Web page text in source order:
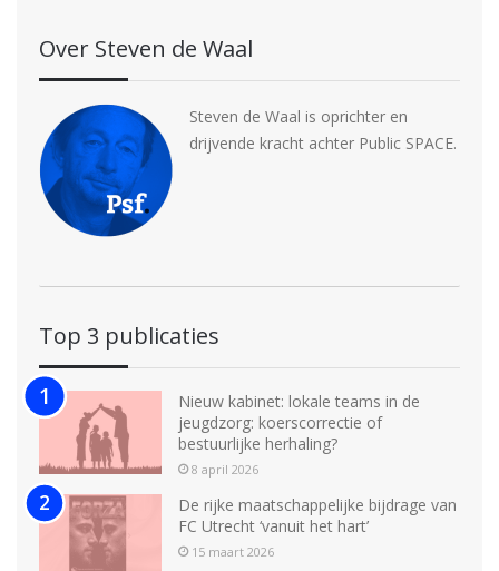
Over Steven de Waal
Steven de Waal is oprichter en
drijvende kracht achter Public SPACE.
Top 3 publicaties
Nieuw kabinet: lokale teams in de
jeugdzorg: koerscorrectie of
bestuurlijke herhaling?
8 april 2026
De rijke maatschappelijke bijdrage van
FC Utrecht ‘vanuit het hart’
15 maart 2026